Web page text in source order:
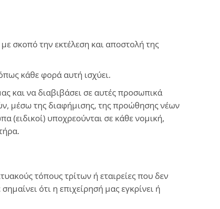
σκοπό την εκτέλεση και αποστολή της
κάθε φορά αυτή ισχύει.
και να διαβιβάσει σε αυτές προσωπικά
μέσω της διαφήμισης, της προώθησης νέων
(ειδικοί) υποχρεούνται σε κάθε νομική,
τόπους τρίτων ή εταιρείες που δεν
ότι η επιχείρησή μας εγκρίνει ή